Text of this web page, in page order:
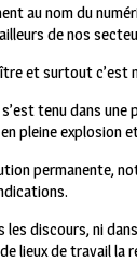
au nom du
de nos
et surtout
tenu dans
pleine explosion
permanente,
les discours, ni
lieux de travail la